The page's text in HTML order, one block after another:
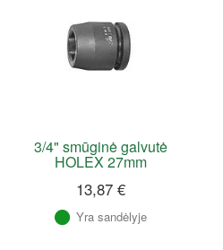
3/4" smūginė galvutė
HOLEX 27mm
13,87 €
Yra sandėlyje